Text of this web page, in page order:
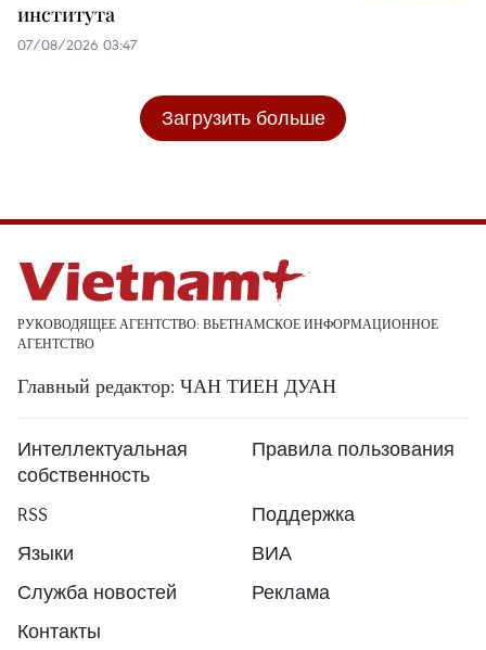
института
07/08/2026 03:47
Загрузить больше
РУКОВОДЯЩЕЕ АГЕНТСТВО: ВЬЕТНАМСКОЕ ИНФОРМАЦИОННОЕ
АГЕНТСТВО
Главный редактор: ЧАН ТИЕН ДУАН
Интеллектуальная
собственность
Правила пользования
RSS
Поддержка
Языки
ВИА
Служба новостей
Реклама
Контакты